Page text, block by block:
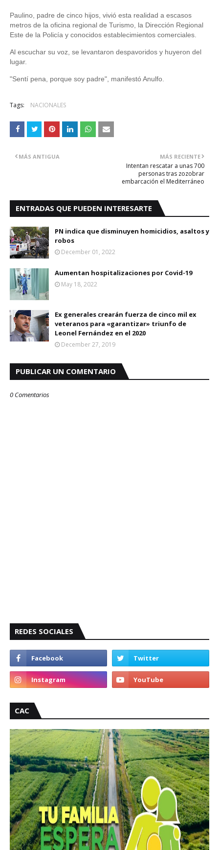
Paulino, padre de cinco hijos, vivió esta realidad a escasos
metros de la oficina regional de Turismo, la Dirección Regional
Este de la Policía y conocidos establecimientos comerciales.
Al escuchar su voz, se levantaron despavoridos y huyeron del
lugar.
"Sentí pena, porque soy padre", manifestó Anulfo.
Tags: NACIONALES
MÁS RECIENTE
Intentan rescatar a unas 700
personas tras zozobrar
embarcación el Mediterráneo
MÁS ANTIGUA
ENTRADAS QUE PUEDEN INTERESARTE
PN indica que disminuyen homicidios, asaltos y
robos
December 01, 2022
Aumentan hospitalizaciones por Covid-19
May 18, 2022
Ex generales crearán fuerza de cinco mil ex
veteranos para «garantizar» triunfo de
Leonel Fernández en el 2020
December 27, 2019
PUBLICAR UN COMENTARIO
0 Comentarios
REDES SOCIALES
CAC